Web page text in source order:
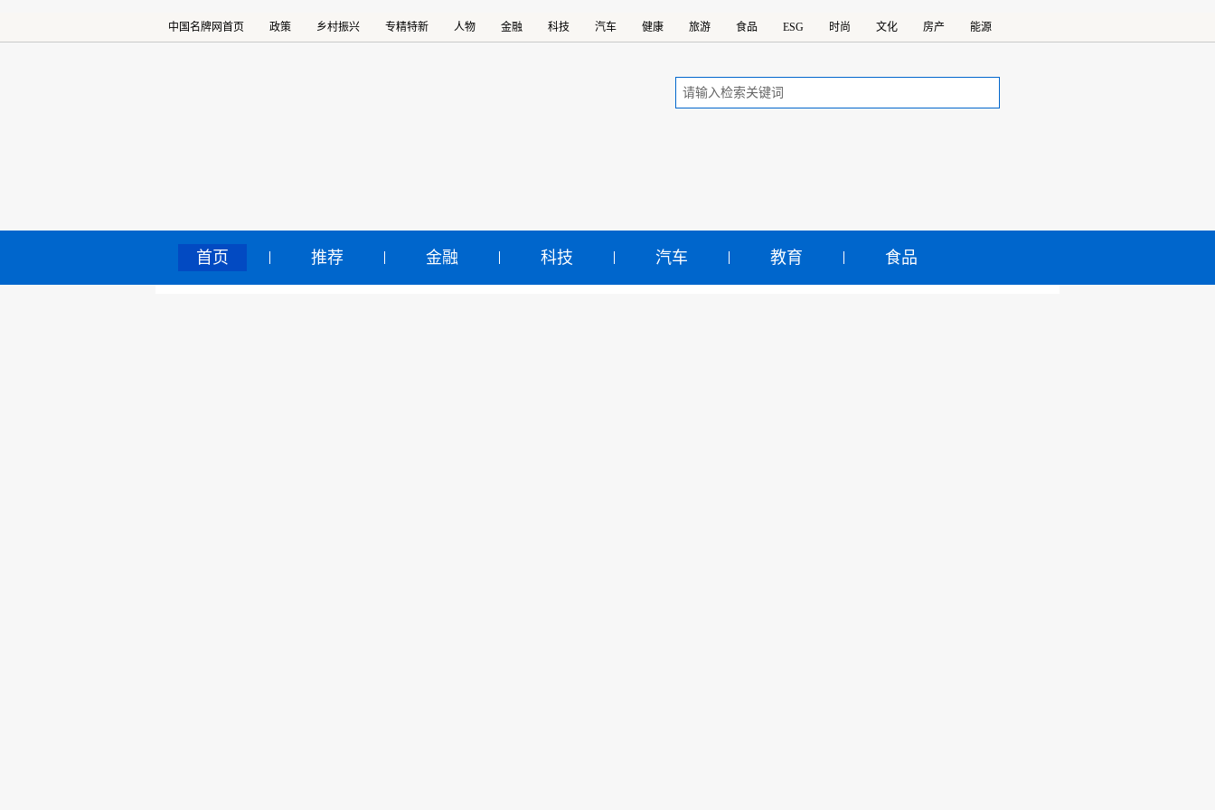
中国名牌网首页 政策 乡村振兴 专精特新 人物 金融 科技 汽车 健康 旅游 食品 ESG 时尚 文化 房产 能源
首页 推荐 金融 科技 汽车 教育 食品